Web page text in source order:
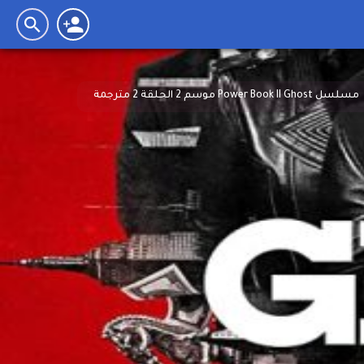
مسلسل Power Book II Ghost موسم 2 الحلقة 2 مترجمة